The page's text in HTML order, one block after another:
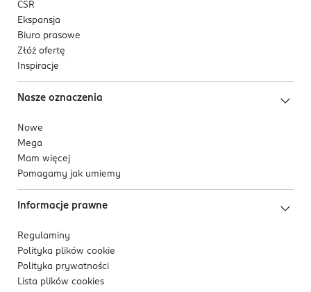
CSR
Ekspansja
Biuro prasowe
Złóż ofertę
Inspiracje
Nasze oznaczenia
Nowe
Mega
Mam więcej
Pomagamy jak umiemy
Informacje prawne
Regulaminy
Polityka plików cookie
Polityka prywatności
Lista plików cookies